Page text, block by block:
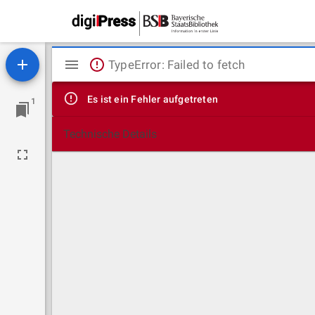
1
Mirador
Viewer
TypeError: Failed to fetch
Es ist ein Fehler aufgetreten
Technische Details